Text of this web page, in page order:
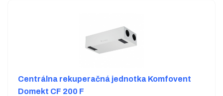
Centrálna rekuperačná jednotka Komfovent
Domekt CF 200 F